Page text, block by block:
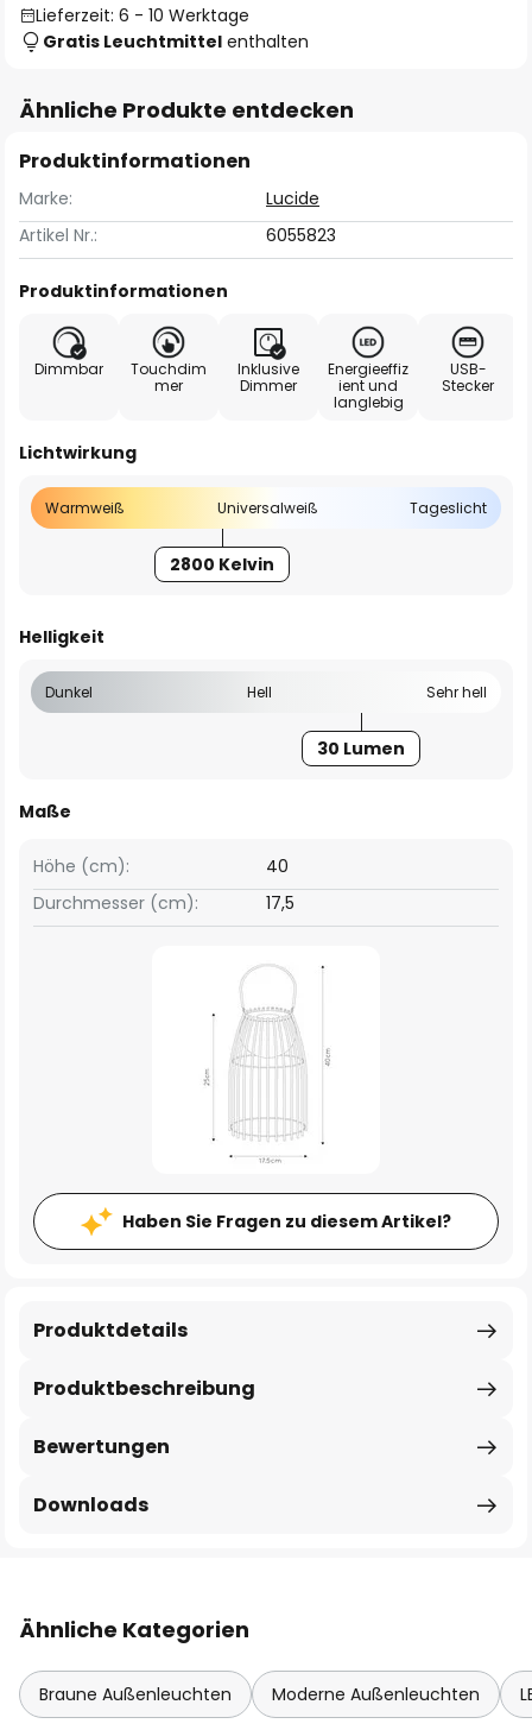
Lieferzeit: 6 - 10 Werktage
Gratis Leuchtmittel enthalten
Ähnliche Produkte entdecken
Produktinformationen
Marke:
Lucide
Artikel Nr.:
6055823
Produktinformationen
Dimmbar
Touchdim
mer
Inklusive
Dimmer
Energieeffiz
ient und
langlebig
USB-
Stecker
Lichtwirkung
Warmweiß Universalweiß Tageslicht
2800 Kelvin
Helligkeit
Dunkel Hell Sehr hell
30 Lumen
Maße
Höhe (cm):
40
Durchmesser (cm):
17,5
Haben Sie Fragen zu diesem Artikel?
Produktbeschreibung
Produktdetails
Bewertungen
Downloads
Ähnliche Kategorien
Braune Außenleuchten Moderne Außenleuchten